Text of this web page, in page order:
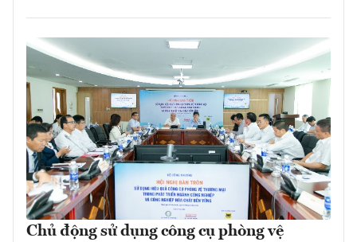
Chủ động sử dụng công cụ phòng vệ